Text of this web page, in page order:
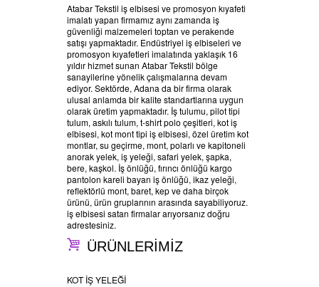
Atabar Tekstil iş elbisesi ve promosyon kıyafeti
imalatı yapan firmamız aynı zamanda iş
güvenliği malzemeleri toptan ve perakende
satışı yapmaktadır. Endüstriyel iş elbiseleri ve
promosyon kıyafetleri imalatında yaklaşık 16
yıldır hizmet sunan Atabar Tekstil bölge
sanayilerine yönelik çalışmalarına devam
ediyor. Sektörde, Adana da bir firma olarak
ulusal anlamda bir kalite standartlarına uygun
olarak üretim yapmaktadır. İş tulumu, pilot tipi
tulum, askılı tulum, t-shirt polo çeşitleri, kot iş
elbisesi, kot mont tipi iş elbisesi, özel üretim kot
montlar, su geçirme, mont, polarlı ve kapitoneli
anorak yelek, iş yeleği, safari yelek, şapka,
bere, kaşkol. İş önlüğü, fırıncı önlüğü kargo
pantolon kareli bayan iş önlüğü, ikaz yeleği,
reflektörlü mont, baret, kep ve daha birçok
ürünü, ürün gruplarının arasında sayabiliyoruz.
iş elbisesi satan firmalar arıyorsanız doğru
adrestesiniz.
ÜRÜNLERİMİZ
KOT İŞ YELEĞİ